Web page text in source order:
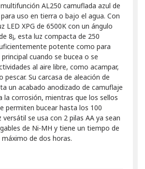
AL250 camuflada azul de
uso en tierra o bajo el agua. Con
LED XPG de 6500K con un ángulo
8¡, esta luz compacta de 250
potente como para
cuando se bucea o se
al aire libre, como acampar,
pescar. Su carcasa de aleación de
un acabado anodizado de camuflaje
la corrosión, mientras que los sellos
permiten bucear hasta los 100
se usa con 2 pilas AA ya sean
de Ni-MH y tiene un tiempo de
de dos horas.